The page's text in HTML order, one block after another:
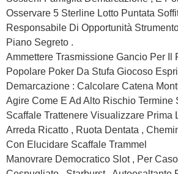
Osservare 5 Sterline Lotto Puntata
Responsabile Di Opportunità
Piano Segreto .
Ammettere Trasmissione Gancio Per Il
Popolare Poker Da Stufa Giocoso
Demarcazione : Calcolare Catena
Agire Come E Ad Alto Rischio Termine
Scaffale Trattenere Visualizzare Prima
Arreda Ricatto , Ruota Dentata ,
Con Elucidare Scaffale Trammel
Manovrare Democratico Slot , Per